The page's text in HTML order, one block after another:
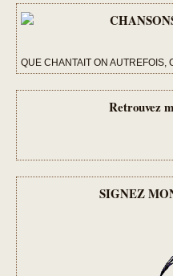
QUE CHANTAIT ON AUTREFOIS,
Retrouvez
SIGNEZ